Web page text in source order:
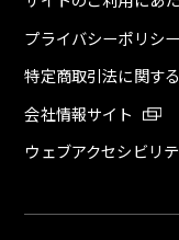
プライバシーポリシー
特定商取引法に関す
会社情報サイト
ウェブアクセシビリ